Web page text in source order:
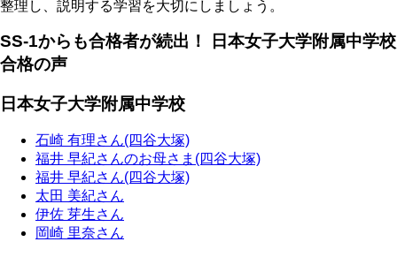
整理し、説明する学習を大切にしましょう。
SS-1からも合格者が続出！ 日本女子大学附属中学校
合格の声
日本女子大学附属中学校
石崎 有理さん(四谷大塚)
福井 早紀さんのお母さま(四谷大塚)
福井 早紀さん(四谷大塚)
太田 美紀さん
伊佐 芽生さん
岡崎 里奈さん